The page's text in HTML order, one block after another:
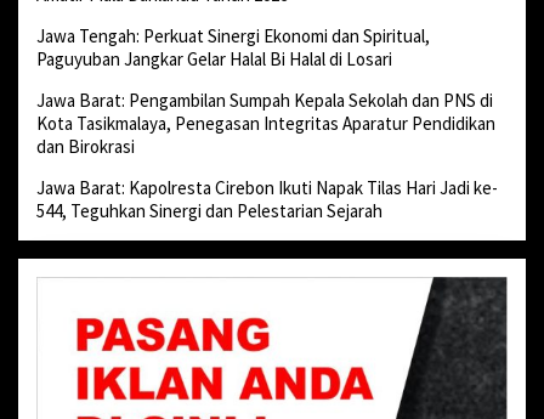
Jawa Tengah: Perkuat Sinergi Ekonomi dan Spiritual,
Paguyuban Jangkar Gelar Halal Bi Halal di Losari
Jawa Barat: Pengambilan Sumpah Kepala Sekolah dan PNS di
Kota Tasikmalaya, Penegasan Integritas Aparatur Pendidikan
dan Birokrasi
Jawa Barat: Kapolresta Cirebon Ikuti Napak Tilas Hari Jadi ke-
544, Teguhkan Sinergi dan Pelestarian Sejarah